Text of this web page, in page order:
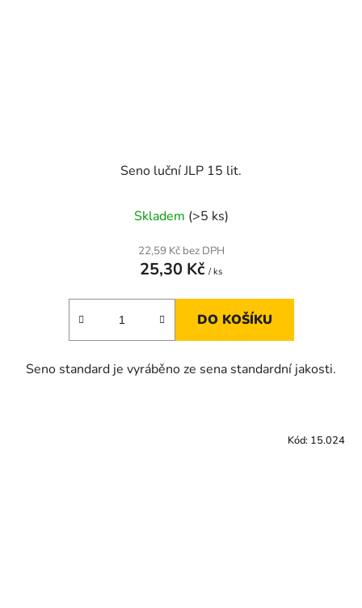
Seno luční JLP 15 lit.
Skladem (>5 ks)
22,59 Kč bez DPH
25,30 Kč / ks
DO KOŠÍKU
Seno standard je vyráběno ze sena standardní jakosti.
Kód: 15.024